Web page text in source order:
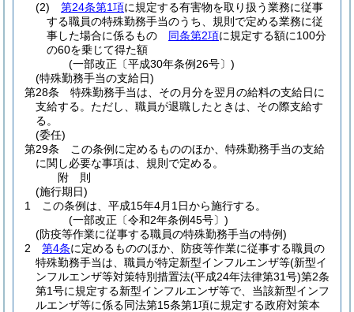
(2)
第24条第1項に規定する有害物を取り扱う業務に従事
する職員の特殊勤務手当のうち、規則で定める業務に従
事した場合に係るもの 同条第2項に規定する額に100分
の60を乗じて得た額
(一部改正〔平成30年条例26号〕)
(特殊勤務手当の支給日)
第28条
特殊勤務手当は、その月分を翌月の給料の支給日に
支給する。 ただし、職員が退職したときは、その際支給す
る。
(委任)
第29条
この条例に定めるもののほか、特殊勤務手当の支給
に関し必要な事項は、規則で定める。
附 則
(施行期日)
1
この条例は、平成15年4月1日から施行する。
(一部改正〔令和2年条例45号〕)
(防疫等作業に従事する職員の特殊勤務手当の特例)
2
第4条に定めるもののほか、防疫等作業に従事する職員の
特殊勤務手当は、職員が特定新型インフルエンザ等(新型イ
ンフルエンザ等対策特別措置法(平成24年法律第31号)第2条
第1号に規定する新型インフルエンザ等で、当該新型インフ
ルエンザ等に係る同法第15条第1項に規定する政府対策本